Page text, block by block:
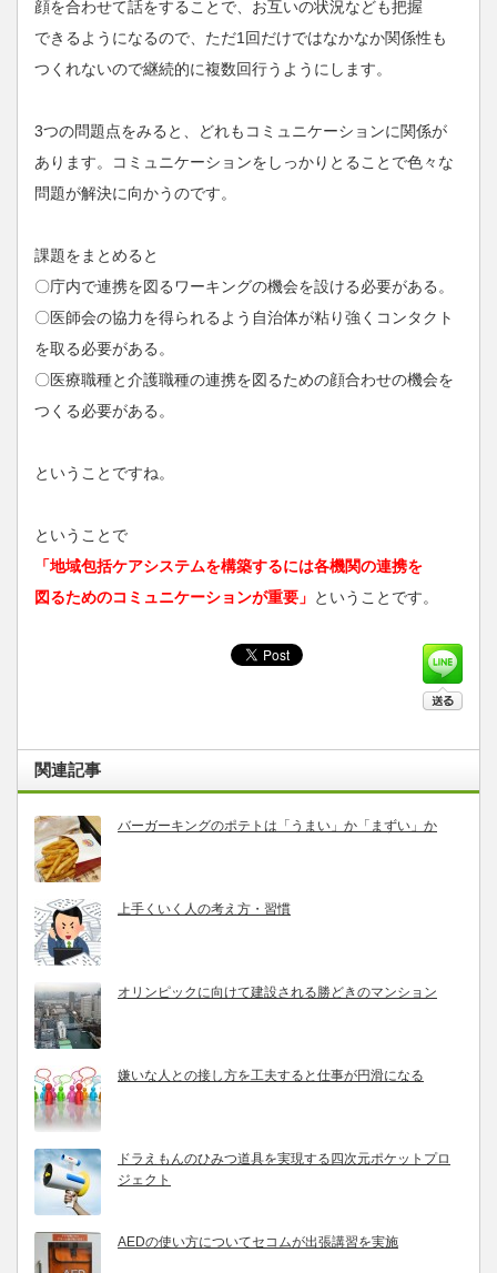
顔を合わせて話をすることで、お互いの状況なども把握
できるようになるので、ただ1回だけではなかなか関係性も
つくれないので継続的に複数回行うようにします。
3つの問題点をみると、どれもコミュニケーションに関係が
あります。コミュニケーションをしっかりとることで色々な
問題が解決に向かうのです。
課題をまとめると
〇庁内で連携を図るワーキングの機会を設ける必要がある。
〇医師会の協力を得られるよう自治体が粘り強くコンタクト
を取る必要がある。
〇医療職種と介護職種の連携を図るための顔合わせの機会を
つくる必要がある。
ということですね。
ということで
「地域包括ケアシステムを構築するには各機関の連携を
図るためのコミュニケーションが重要」 ということです。
関連記事
バーガーキングのポテトは「うまい」か「まずい」か
上手くいく人の考え方・習慣
オリンピックに向けて建設される勝どきのマンション
嫌いな人との接し方を工夫すると仕事が円滑になる
ドラえもんのひみつ道具を実現する四次元ポケットプロ
ジェクト
AEDの使い方についてセコムが出張講習を実施